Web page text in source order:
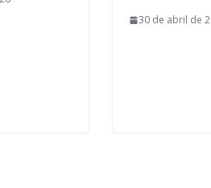
30 de abril de